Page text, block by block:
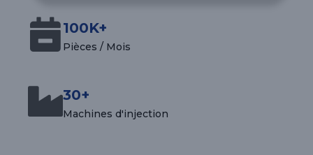
100K+
Pièces / Mois
30+
Machines d'injection